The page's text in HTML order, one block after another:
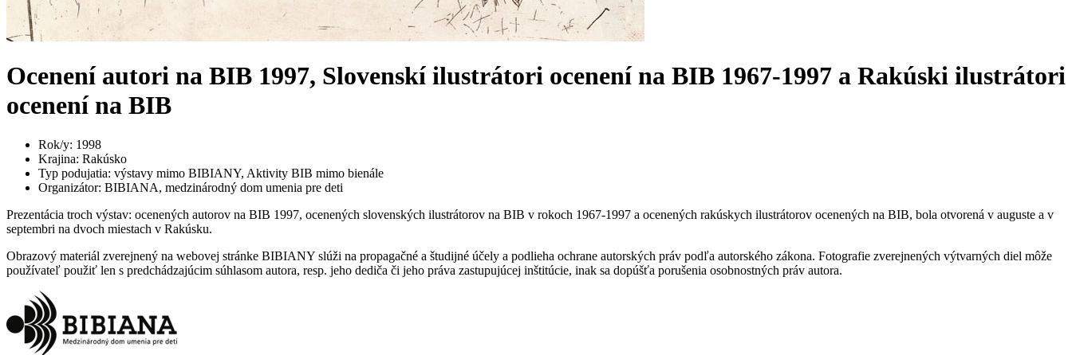
Ocenení autori na BIB 1997, Slovenskí ilustrátori ocenení na BIB 1967-1997 a Rakúski ilustrátori
ocenení na BIB
Rok/y: 1998
Krajina: Rakúsko
Typ podujatia: výstavy mimo BIBIANY, Aktivity BIB mimo bienále
Organizátor: BIBIANA, medzinárodný dom umenia pre deti
Prezentácia troch výstav: ocenených autorov na BIB 1997, ocenených slovenských ilustrátorov na BIB v rokoch 1967-1997 a ocenených rakúskych ilustrátorov ocenených na BIB, bola otvorená v auguste a v
septembri na dvoch miestach v Rakúsku.
Obrazový materiál zverejnený na webovej stránke BIBIANY slúži na propagačné a študijné účely a podlieha ochrane autorských práv podľa autorského zákona. Fotografie zverejnených výtvarných diel môže
používateľ použiť len s predchádzajúcim súhlasom autora, resp. jeho dediča či jeho práva zastupujúcej inštitúcie, inak sa dopúšťa porušenia osobnostných práv autora.